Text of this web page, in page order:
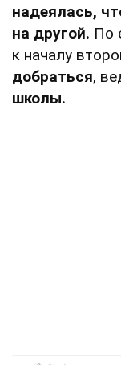
надеялась,
на другой. По
к началу
добраться,
школы.